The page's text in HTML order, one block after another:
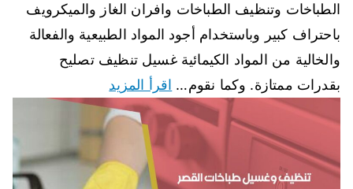
الطباخات وتنظيف الطباخات وافران الغاز والميكرويف
باحتراف كبير وباستخدام أجود المواد الطبيعية والفعالة
والخالية من المواد الكيمائية غسيل تنظيف تصليح
بقدرات ممتازة. وكما نقوم… اقرأ المزيد